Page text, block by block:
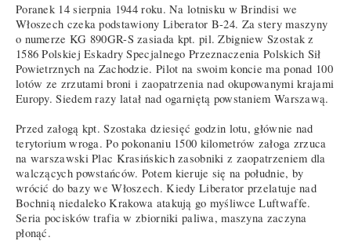
Poranek 14 sierpnia 1944 roku. Na lotnisku w Brindisi we
Włoszech czeka podstawiony Liberator B-24. Za stery maszyny
o numerze KG 890GR-S zasiada kpt. pil. Zbigniew Szostak z
1586 Polskiej Eskadry Specjalnego Przeznaczenia Polskich Sił
Powietrznych na Zachodzie. Pilot na swoim koncie ma ponad 100
lotów ze zrzutami broni i zaopatrzenia nad okupowanymi krajami
Europy. Siedem razy latał nad ogarniętą powstaniem Warszawą.
Przed załogą kpt. Szostaka dziesięć godzin lotu, głównie nad
terytorium wroga. Po pokonaniu 1500 kilometrów załoga zrzuca
na warszawski Plac Krasińskich zasobniki z zaopatrzeniem dla
walczących powstańców. Potem kieruje się na południe, by
wrócić do bazy we Włoszech. Kiedy Liberator przelatuje nad
Bochnią niedaleko Krakowa atakują go myśliwce Luftwaffe.
Seria pocisków trafia w zbiorniki paliwa, maszyna zaczyna
płonąć.